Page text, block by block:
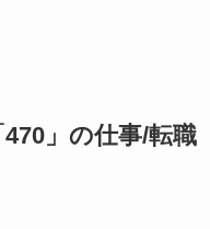
」の仕事/転職